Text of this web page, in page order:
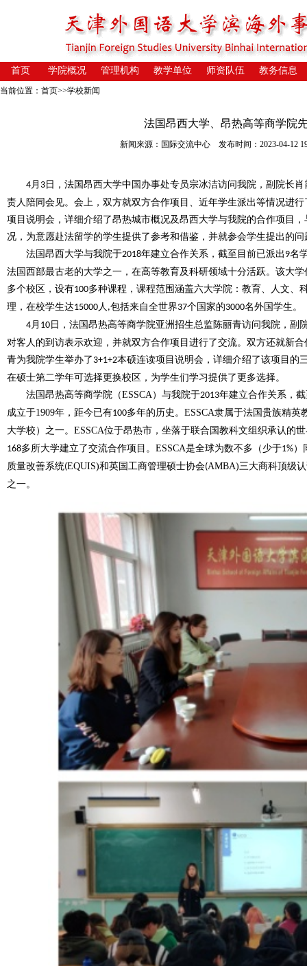
首页 学院概况 管理机构 教学单位 师资队伍 教务信息
当前位置： 首页>>学校新闻
法国昂西大学、昂热高等商学院
新闻来源：国际交流中心 发布时间：2023-04-12
4月 3 日，法国昂西大学中国办事处专员宗冰洁访问我院，副院长
责人陪同会见。会上，双方就双方合作项目、近年学生派出等情况进
项目说明会， 详细介绍了昂热城市概况及昂西大学与我院的合作项目
况，为意愿赴法留学的学生提供了参考和借鉴，并就参会学生提出的
法国昂西大学与我院于2018年建立合作关系，截至目前已派出 9名
法国西部最古老的大学之一，在高等教育及科研领域十分活跃。该大
多个校区，设有100多种课程，课程范围涵盖六大学院：教育、人文、
理，在校学生达15000人 ,包括来自全世界37个国家的3000名外国学生。
4月 10 日，法国昂热高等商学院亚洲招生总监陈丽青访问我院，副
对客人的到访表示欢迎，并就双方合作项目进行了交流。双方还就新
青为我院学生举办了 3+1+2本硕连读项目说明会，详细介绍了该项目的
在硕士第二学年可选择更换校区，为学生们学习提供了更多选择。
法国昂热高等商学院（ESSCA）与我院于2013年建立合作关系，
成立于1909年，距今已有100多年的历史 。 ESSCA隶属于法国贵族精英
大学校）之一。 ESSCA位于昂热市，坐落于联合国教科文组织承认的
168多所大学建立了交流合作项目。 ESSCA是全球为数不多（少于1%）
质量改善系统(EQUIS)和英国工商管理硕士协会(AMBA)三大商科顶级
之一。